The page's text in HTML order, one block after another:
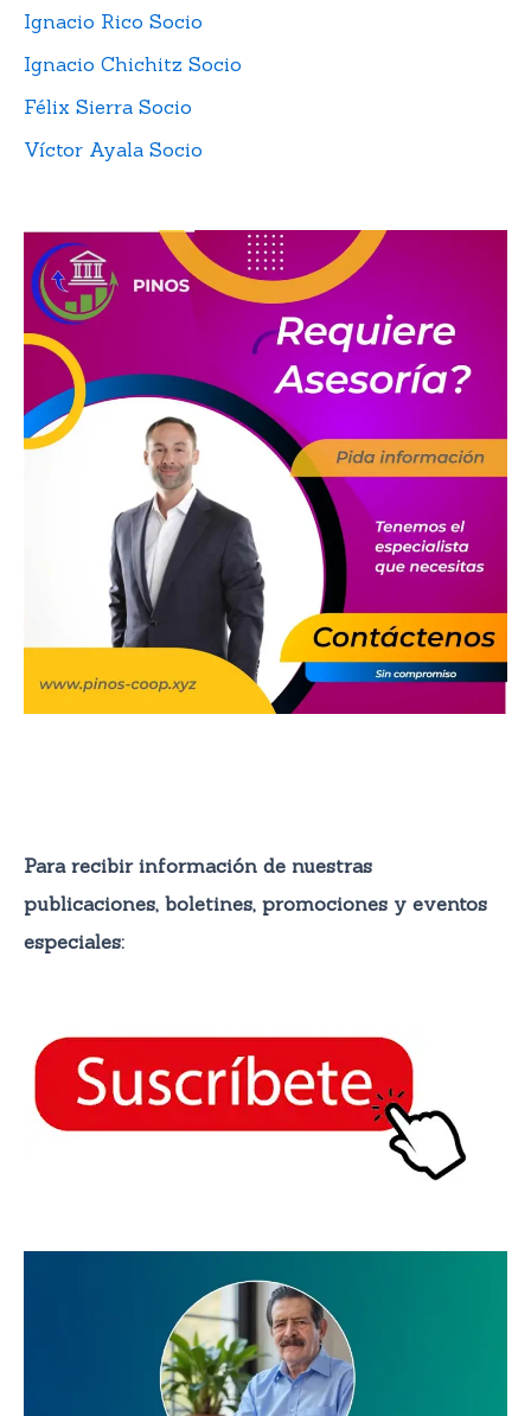
Ignacio Rico Socio
Ignacio Chichitz Socio
Félix Sierra Socio
Víctor Ayala Socio
Para recibir información de nuestras
publicaciones, boletines, promociones y eventos
especiales: